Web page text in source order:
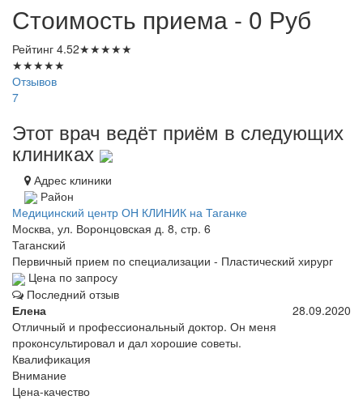
Стоимость приема - 0 Руб
Рейтинг 4.52★★★★★
★★★★★
Отзывов
7
Этот врач ведёт приём в следующих
клиниках
Адрес клиники
Район
Медицинский центр ОН КЛИНИК на Таганке
Москва, ул. Воронцовская д. 8, стр. 6
Таганский
Первичный прием по специализации - Пластический хирург
Цена по запросу
Последний отзыв
Елена
28.09.2020
Отличный и профессиональный доктор. Он меня
проконсультировал и дал хорошие советы.
Квалификация
Внимание
Цена-качество